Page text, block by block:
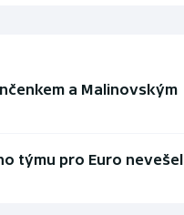
a Malinovským
týmu pro Euro nevešel